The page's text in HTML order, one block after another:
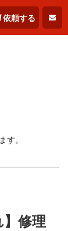
依頼する
す。
】修理